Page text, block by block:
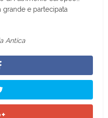
grande e partecipata
Antica